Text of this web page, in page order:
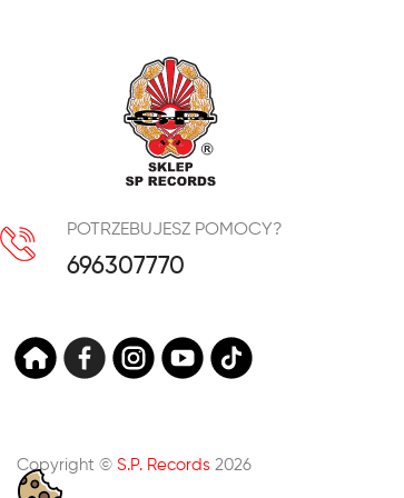
POTRZEBUJESZ POMOCY?
696307770
Copyright © S.P. Records 2026